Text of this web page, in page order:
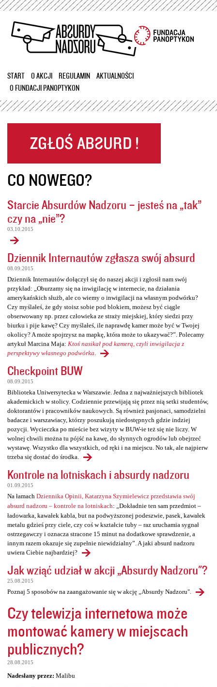
Przejdź
treści
START O AKCJI REGULAMIN
AKTUALNOŚCI
O FUNDACJI PANOPTYKON
CO NOWEGO?
Starcie Absurdów Nadzoru – jesteś na „tak”
czy na „nie”?
03.10.2015
Dziennik Internautów zgłasza swój absurd
08.09.2015
Dziennik Internautów dołączył się do naszej akcji i zgłosił nam swój
przykład: „Oburzamy się na inwigilację w internecie, na działania
amerykańskich służb, ale co wiemy o inwigilacji na własnym podwórku?
Czy myślałeś, że gdy stoisz sobie pod blokiem, możesz być ciągle
obserwowany np. przez człowieka ze straży miejskiej, który siedzi przy
biurku i pije kawę? Czy myślałeś, ile naprawdę kamer może być w Twojej
okolicy? A może spojrzysz na mapkę, która może to ukazywać?”. Polecamy
artykuł Marcina Maja: Ktoś nasikał pod kamerą, czyli inwigilacja z
perspektywy własnego podwórka
Checkpoint BUW
08.09.2015
Biblioteka Uniwersytecka w Warszawie. Jedna z najważniejszych bibliotek
akademickich w stolicy. Codziennie przewijają się przez nią setki studentów,
doktorantów i pracowników naukowych. Są również pasjonaci, samodzielni
badacze i warszawiacy, którzy poszukują niedostępnych gdzie indziej
pozycji. Wycieczka po mieście bez wizyty w BUW-ie też się nie liczy. W
wolnej chwili można tu pójść na kawę, do słynnych ogrodów lub obejrzeć
wystawę. Wszystko dla wszystkich, od ręki i na miejscu. No tak, ale najpierw
trzeba się dostać do środka.
Kontrole na lotniskach i absurdy nadzoru
01.09.2015
Na łamach Dziennika Opinii, Katarzyna Szymielewicz przedstawia swój
absurd nadzoru – kontrole na lotniskach: „Dokładnie ten sam przedmiot –
ładowarka, kawałek kabla, but na podwyższonej podeszwie, pasek, kawałek
metalu gdzieś przy ciele, czy coś w kształcie tuby – raz uruchamia sygnał
ostrzegawczy i oznacza stracone 15 minut na dodatkowe sprawdzenie, a
innym razem okazuje się zupełnie niewidzialny”. A jaki absurd nadzoru
uwiera Ciebie najbardziej?
Jak wziąć udział w akcji „Absurdy Nadzoru"?
25.08.2015
Poznaj 5 sposobów na zaangażowanie się w akcję „Absurdy Nadzoru".
Czy telewizja internetowa może
montować kamery w miejscach
publicznych?
28.08.2015
Nadesłany przez: Malibu